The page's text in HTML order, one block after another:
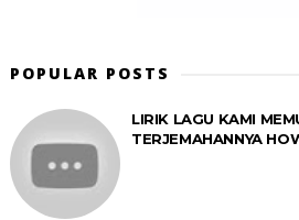
POPULAR POSTS
LIRIK LAGU KAMI
TERJEMAHANNYA